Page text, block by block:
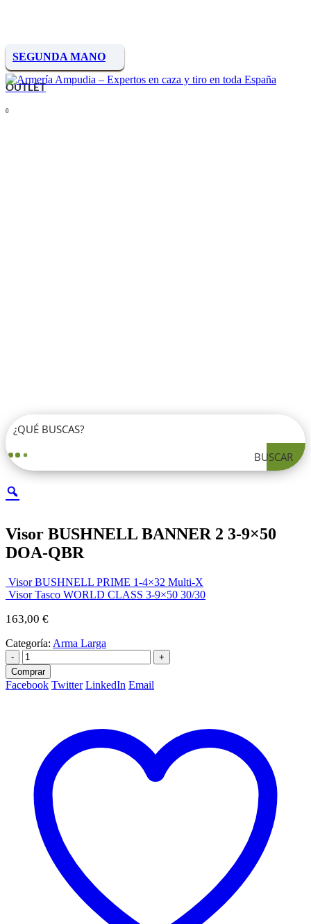
SEGUNDA MANO
OUTLET
0
BUSCAR
Visor BUSHNELL BANNER 2 3-9×50
DOA-QBR
Visor BUSHNELL PRIME 1-4×32 Multi-X
Visor Tasco WORLD CLASS 3-9×50 30/30
163,00 €
Categoría: Arma Larga
-
+
Comprar
Facebook Twitter LinkedIn Email